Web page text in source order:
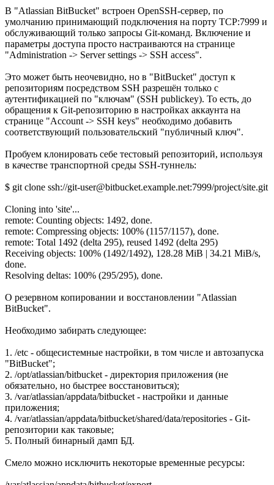
В "Atlassian BitBucket" встроен OpenSSH-сервер, по
умолчанию принимающий подключения на порту TCP:7999 и
обслуживающий только запросы Git-команд. Включение и
параметры доступа просто настраиваются на странице
"Administration -> Server settings -> SSH access".
Это может быть неочевидно, но в "BitBucket" доступ к
репозиториям посредством SSH разрешён только с
аутентификацией по "ключам" (SSH publickey). То есть, до
обращения к Git-репозиторию в настройках аккаунта на
странице "Account -> SSH keys" необходимо добавить
соответствующий пользовательский "публичный ключ".
Пробуем клонировать себе тестовый репозиторий, используя
в качестве транспортной среды SSH-туннель:
$ git clone ssh://git-user@bitbucket.example.net:7999/project/site.git
Cloning into 'site'...
remote: Counting objects: 1492, done.
remote: Compressing objects: 100% (1157/1157), done.
remote: Total 1492 (delta 295), reused 1492 (delta 295)
Receiving objects: 100% (1492/1492), 128.28 MiB | 34.21 MiB/s,
done.
Resolving deltas: 100% (295/295), done.
О резервном копировании и восстановлении "Atlassian
BitBucket".
Необходимо забирать следующее:
1. /etc - общесистемные настройки, в том числе и автозапуска
"BitBucket";
2. /opt/atlassian/bitbucket - директория приложения (не
обязательно, но быстрее восстановиться);
3. /var/atlassian/appdata/bitbucket - настройки и данные
приложения;
4. /var/atlassian/appdata/bitbucket/shared/data/repositories - Git-
репозитории как таковые;
5. Полный бинарный дамп БД.
Смело можно исключить некоторые временные ресурсы: